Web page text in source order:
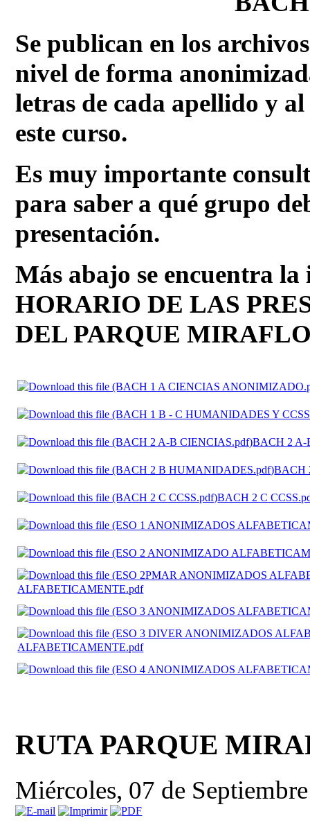
Se publican en los
nivel de forma
letras de cada apellido y
este curso.
Es muy importante
para saber a qué grupo
presentación.
Más abajo se encuentra
HORARIO DE LAS
DEL PARQUE
BACH 2 A-
BACH
BACH 2 C
ALFABETICAMENTE.pdf
ALFABETICAMENTE.pdf
RUTA PARQUE
Miércoles, 07 de